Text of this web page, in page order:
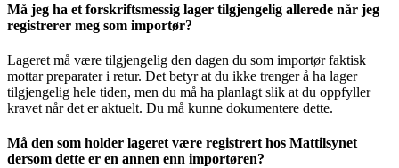
Må jeg ha et forskriftsmessig lager tilgjengelig allerede når jeg
registrerer meg som importør?
Lageret må være tilgjengelig den dagen du som importør faktisk
mottar preparater i retur. Det betyr at du ikke trenger å ha lager
tilgjengelig hele tiden, men du må ha planlagt slik at du oppfyller
kravet når det er aktuelt. Du må kunne dokumentere dette.
Må den som holder lageret være registrert hos Mattilsynet
dersom dette er en annen enn importøren?